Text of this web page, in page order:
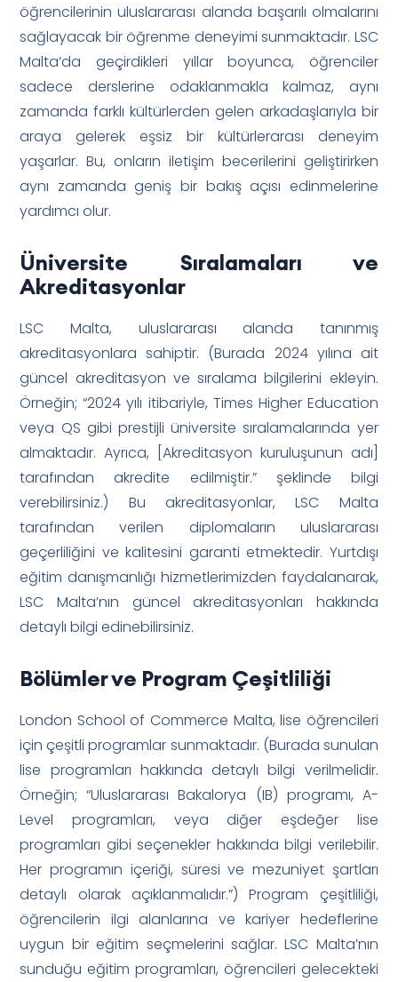
öğrencilerinin uluslararası alanda başarılı olmalarını
sağlayacak bir öğrenme deneyimi sunmaktadır. LSC
Malta’da geçirdikleri yıllar boyunca, öğrenciler
sadece derslerine odaklanmakla kalmaz, aynı
zamanda farklı kültürlerden gelen arkadaşlarıyla bir
araya gelerek eşsiz bir kültürlerarası deneyim
yaşarlar. Bu, onların iletişim becerilerini geliştirirken
aynı zamanda geniş bir bakış açısı edinmelerine
yardımcı olur.
Üniversite Sıralamaları ve
Akreditasyonlar
LSC Malta, uluslararası alanda tanınmış
akreditasyonlara sahiptir. (Burada 2024 yılına ait
güncel akreditasyon ve sıralama bilgilerini ekleyin.
Örneğin; “2024 yılı itibariyle, Times Higher Education
veya QS gibi prestijli üniversite sıralamalarında yer
almaktadır. Ayrıca, [Akreditasyon kuruluşunun adı]
tarafından akredite edilmiştir.” şeklinde bilgi
verebilirsiniz.) Bu akreditasyonlar, LSC Malta
tarafından verilen diplomaların uluslararası
geçerliliğini ve kalitesini garanti etmektedir. Yurtdışı
eğitim danışmanlığı hizmetlerimizden faydalanarak,
LSC Malta’nın güncel akreditasyonları hakkında
detaylı bilgi edinebilirsiniz.
Bölümler ve Program Çeşitliliği
London School of Commerce Malta, lise öğrencileri
için çeşitli programlar sunmaktadır. (Burada sunulan
lise programları hakkında detaylı bilgi verilmelidir.
Örneğin; “Uluslararası Bakalorya (IB) programı, A-
Level programları, veya diğer eşdeğer lise
programları gibi seçenekler hakkında bilgi verilebilir.
Her programın içeriği, süresi ve mezuniyet şartları
detaylı olarak açıklanmalıdır.”) Program çeşitliliği,
öğrencilerin ilgi alanlarına ve kariyer hedeflerine
uygun bir eğitim seçmelerini sağlar. LSC Malta’nın
sunduğu eğitim programları, öğrencileri gelecekteki